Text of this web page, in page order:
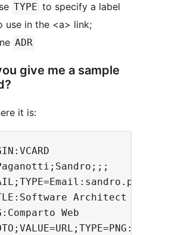
TYPE to specify a label
use in the <a> link;
ADR
give me a sample
it is:
Architect
Web